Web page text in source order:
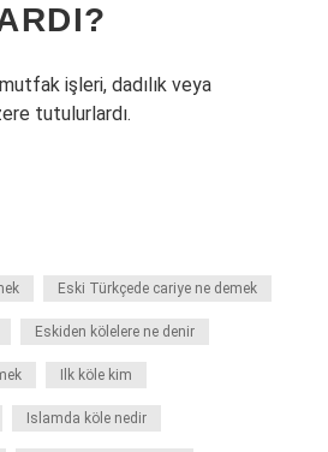
işleri, dadılık veya
tutulurlardı.
Eski Türkçede cariye ne demek
Eskiden kölelere ne denir
Ilk köle kim
Islamda köle nedir